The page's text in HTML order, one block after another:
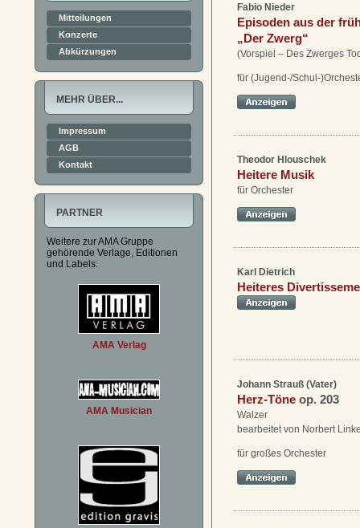
Mitteilungen
Konzerte
Abkürzungen
MEHR ÜBER...
Impressum
AGB
Kontakt
PARTNER
Weitere zur AMA Gruppe
gehörende Verlage, Editionen
und Labels:
AMA Verlag
AMA Musician
Fabio Nieder
Episoden aus der
„Der Zwerg“
(Vorspiel – Des Zwerges
für (Jugend-/Schul-
Theodor Hlouschek
Heitere Musik
für Orchester
Karl Dietrich
Heiteres
Johann Strauß (Vater)
Herz-Töne op. 203
Walzer
bearbeitet von Norbert
für großes Orchester